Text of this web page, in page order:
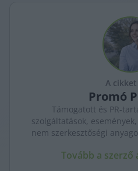
A
Promó
Támogatott és PR-
szolgáltatások,
nem szerkesztőségi
Tovább a szerző